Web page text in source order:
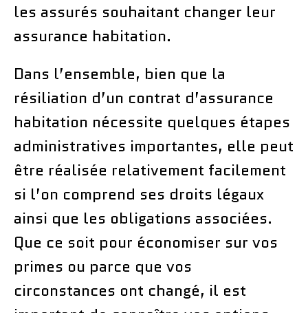
les assurés souhaitant changer leur
assurance habitation.
Dans l’ensemble, bien que la
résiliation d’un contrat d’assurance
habitation nécessite quelques étapes
administratives importantes, elle peut
être réalisée relativement facilement
si l’on comprend ses droits légaux
ainsi que les obligations associées.
Que ce soit pour économiser sur vos
primes ou parce que vos
circonstances ont changé, il est